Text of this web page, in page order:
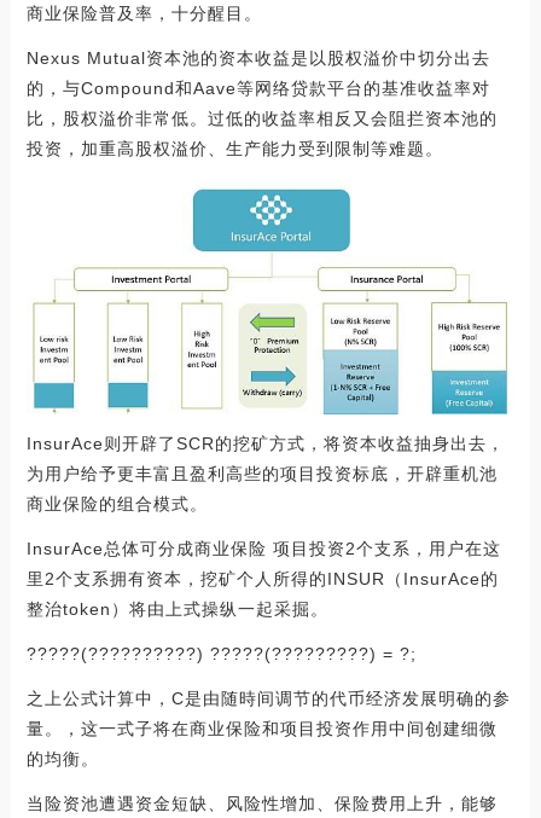
商业保险普及率，十分醒目。
Nexus Mutual资本池的资本收益是以股权溢价中切分出去
的，与Compound和Aave等网络贷款平台的基准收益率对
比，股权溢价非常低。过低的收益率相反又会阻拦资本池的
投资，加重高股权溢价、生产能力受到限制等难题。
InsurAce则开辟了SCR的挖矿方式，将资本收益抽身出去，
为用户给予更丰富且盈利高些的项目投资标底，开辟重机池
商业保险的组合模式。
InsurAce总体可分成商业保险 项目投资2个支系，用户在这
里2个支系拥有资本，挖矿个人所得的INSUR（InsurAce的
整治token）将由上式操纵一起采掘。
?????(??????????) ?????(?????????) = ?;
之上公式计算中，C是由随時间调节的代币经济发展明确的参
量。，这一式子将在商业保险和项目投资作用中间创建细微
的均衡。
当险资池遭遇资金短缺、风险性增加、保险费用上升，能够